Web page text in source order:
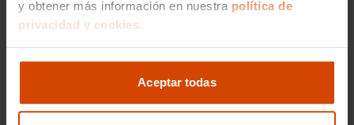
y obtener más información en nuestra política de
privacidad y cookies.
Aceptar todas
EnFlexicar , nos aseguramos de que nuestros
vehículos se presenten con la mejor relación
calidad-precio. Todos nuestrosAudi Q3
Advanced de segunda manohan sido
garantizando tranquilidad y satisfacción en su